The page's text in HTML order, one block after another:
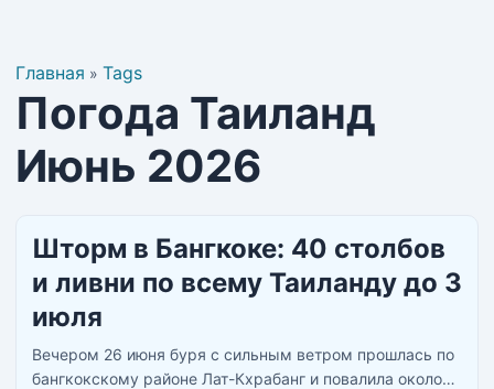
Главная » Tags
Погода Таиланд
Июнь 2026
Шторм в Бангкоке: 40 столбов
и ливни по всему Таиланду до 3
июля
Вечером 26 июня буря с сильным ветром прошлась по
бангкокскому районe Лат-Кхрабанг и повалила около